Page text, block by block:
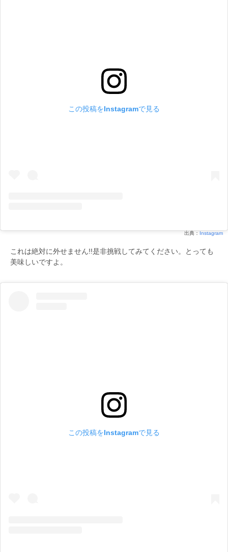
この投稿をInstagramで見る
出典： Instagram
これは絶対に外せません!!是非挑戦してみてください。とっても
美味しいですよ。
この投稿をInstagramで見る